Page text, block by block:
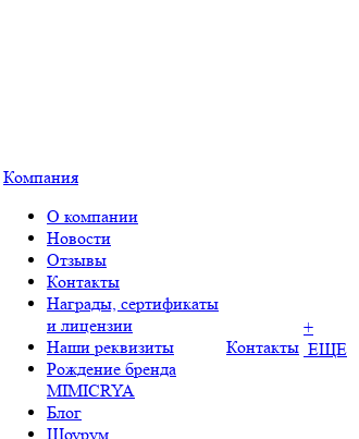
Компания
О компании
Новости
Отзывы
Контакты
Награды, сертификаты
и лицензии
Наши реквизиты
Рождение бренда
MIMICRYA
Блог
Шоурум
Контакты
+
ЕЩЕ